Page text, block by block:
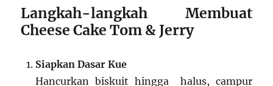
Langkah-langkah Membuat
Cheese Cake Tom & Jerry
Siapkan Dasar Kue
Hancurkan biskuit hingga halus, campur